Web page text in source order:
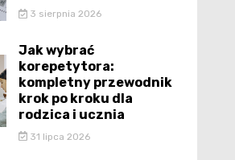
3 sierpnia 2026
Jak wybrać
korepetytora:
kompletny przewodnik
krok po kroku dla
rodzica i ucznia
31 lipca 2026